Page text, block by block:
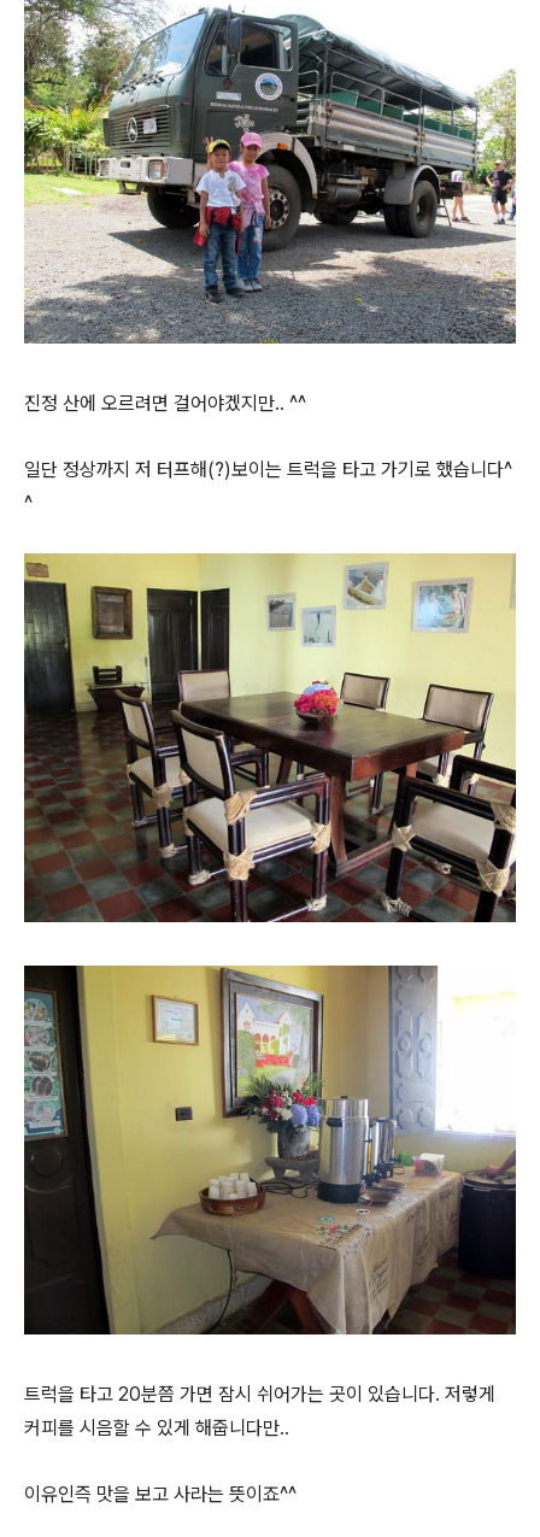
진정 산에 오르려면 걸어야겠지만.. ^^
일단 정상까지 저 터프해(?)보이는 트럭을 타고 가기로 했습니다^
^
트럭을 타고 20분쯤 가면 잠시 쉬어가는 곳이 있습니다. 저렇게
커피를 시음할 수 있게 해줍니다만..
이유인즉 맛을 보고 사라는 뜻이죠^^